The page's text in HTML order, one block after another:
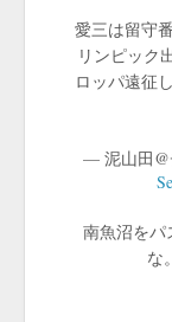
愛三は留守
リンピック
ロッパ遠征
— 泥山田@
南魚沼をパ
な